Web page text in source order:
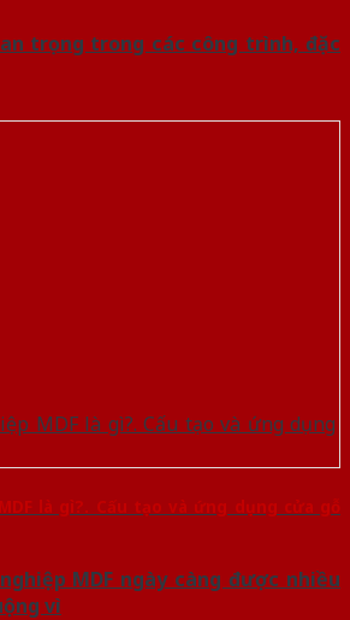
trọng trong các công trình, đặc
là gì?. Cấu tạo và ứng dụng cửa gỗ
MDF ngày càng được nhiều
vì